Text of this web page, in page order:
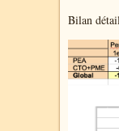
Bilan